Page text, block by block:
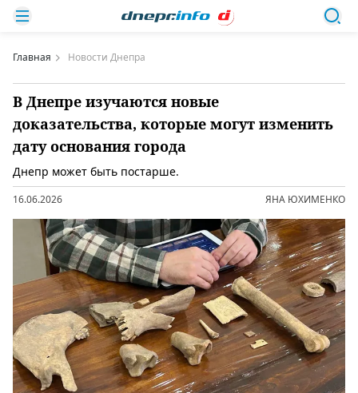
Главная Новости Днепра
В Днепре изучаются новые
доказательства, которые могут изменить
дату основания города
Днепр может быть постарше.
16.06.2026 ЯНА ЮХИМЕНКО